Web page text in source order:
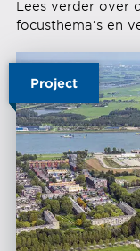
Lees verder over
focusthema’s en
Project